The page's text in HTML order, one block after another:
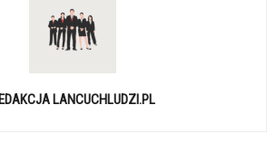
LANCUCHLUDZI.PL